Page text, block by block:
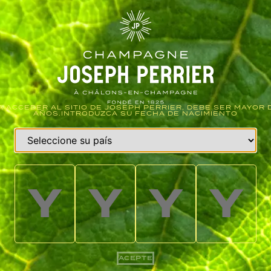
ACCEDER AL SITIO DE JOSEPH PERRIER, DEBE SER MAYOR
AÑOS.INTRODUZCA SU FECHA DE NACIMIENTO
ACEPTE